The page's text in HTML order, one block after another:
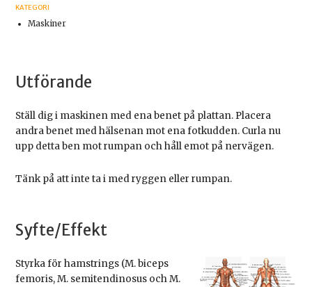
KATEGORI
Maskiner
Utförande
Ställ dig i maskinen med ena benet på plattan. Placera
andra benet med hälsenan mot ena fotkudden. Curla nu
upp detta ben mot rumpan och håll emot på nervägen.
Tänk på att inte ta i med ryggen eller rumpan.
Syfte/Effekt
Styrka för hamstrings (M. biceps
femoris, M. semitendinosus och M.